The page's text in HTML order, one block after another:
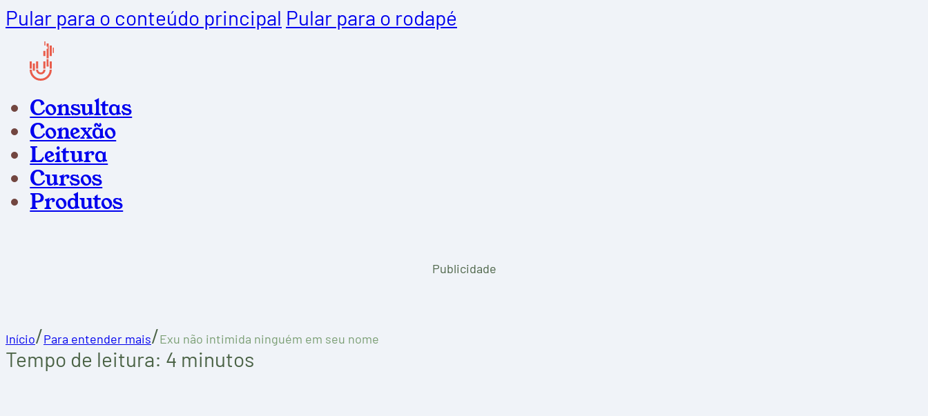
Pular para o conteúdo principal Pular para o rodapé
Consultas
Conexão
Leitura
Cursos
Produtos
Publicidade
Início/Para entender mais/Exu não intimida ninguém em seu nome
Tempo de leitura: 4 minutos